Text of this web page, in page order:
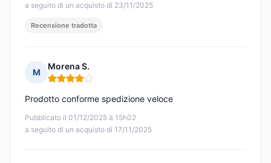
a seguito di un acquisto di 23/11/2025
Recensione tradotta
M
Morena S.
Nota: 4 su 5
Pubblicato il 01/12/2025 à 15h02
a seguito di un acquisto di 17/11/2025
Prodotto conforme spedizione veloce